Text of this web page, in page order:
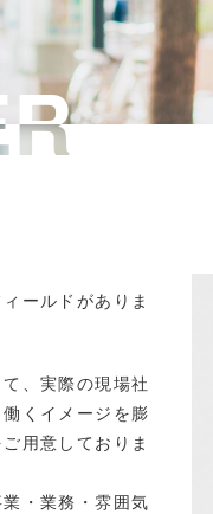
ールドがありま
、実際の現場社
くイメージを膨
用意しておりま
・業務・雰囲気